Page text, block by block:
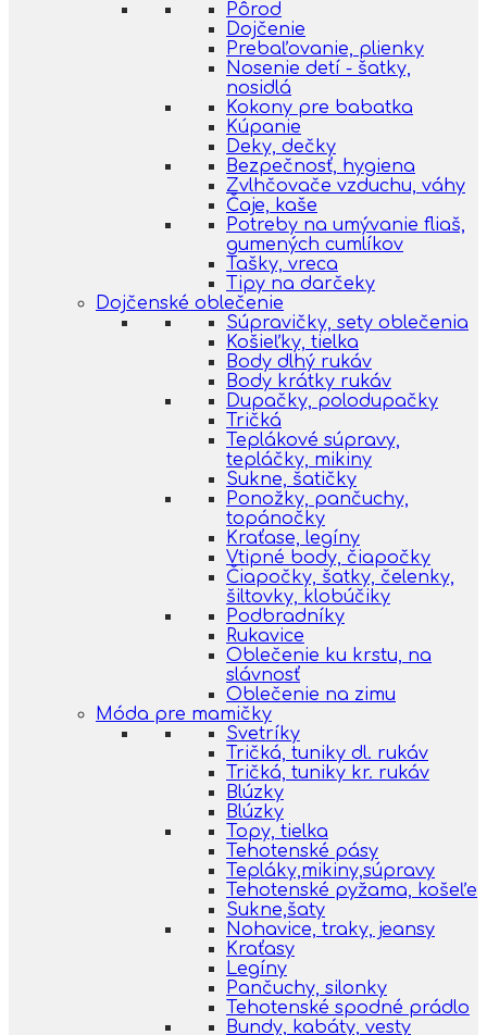
Pôrod
Dojčenie
Prebaľovanie, plienky
Nosenie detí - šatky,
nosidlá
Kokony pre babatka
Kúpanie
Deky, dečky
Bezpečnosť, hygiena
Zvlhčovače vzduchu, váhy
Čaje, kaše
Potreby na umývanie fliaš,
gumených cumlíkov
Tašky, vreca
Tipy na darčeky
Dojčenské oblečenie
Súpravičky, sety oblečenia
Košieľky, tielka
Body dlhý rukáv
Body krátky rukáv
Dupačky, polodupačky
Tričká
Teplákové súpravy,
tepláčky, mikiny
Sukne, šatičky
Ponožky, pančuchy,
topánočky
Kraťase, legíny
Vtipné body, čiapočky
Čiapočky, šatky, čelenky,
šiltovky, klobúčiky
Podbradníky
Rukavice
Oblečenie ku krstu, na
slávnosť
Oblečenie na zimu
Móda pre mamičky
Svetríky
Tričká, tuniky dl. rukáv
Tričká, tuniky kr. rukáv
Blúzky
Blúzky
Topy, tielka
Tehotenské pásy
Tepláky,mikiny,súpravy
Tehotenské pyžama, košeľe
Sukne,šaty
Nohavice, traky, jeansy
Kraťasy
Legíny
Pančuchy, silonky
Tehotenské spodné prádlo
Bundy, kabáty, vesty